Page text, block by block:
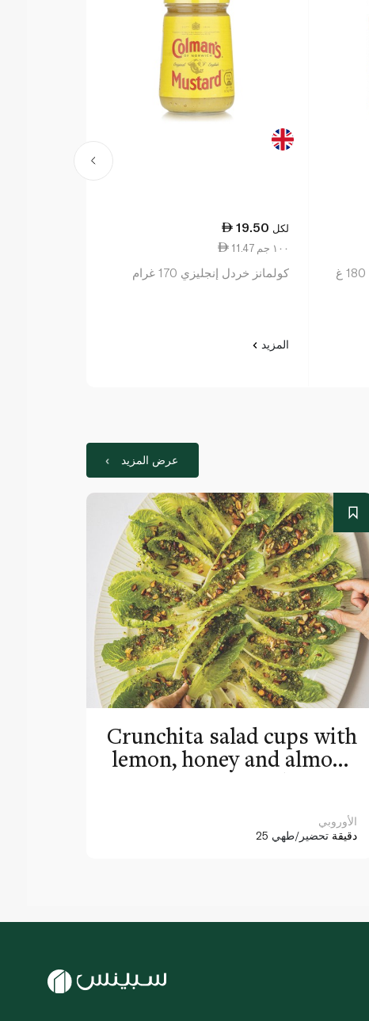
19.50 لكل
11.47 ١٠٠ جم
كولمانز خردل إنجليزي 170 غرام
المزيد
عرض المزيد
Crunchita salad cups with
lemon, honey and almond
dressing
الأوروبي
25 دقيقة تحضير/طهي